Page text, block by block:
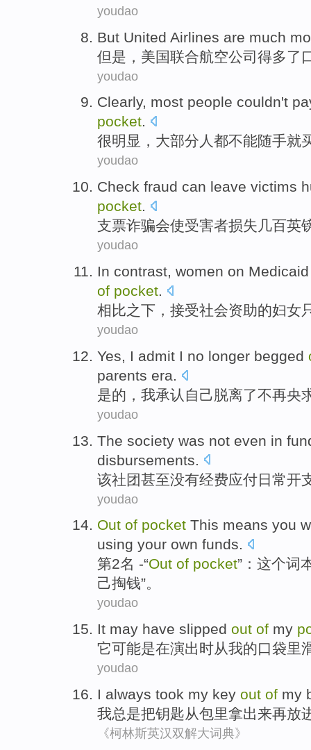
youdao
But United Airlines are much
但是 ， 美国联合航空公司 得多了
youdao
Clearly, most people couldn't
pocket.
很明显 ， 大部分 人 都不能随手就
youdao
Check fraud can leave victims
pocket.
支票诈骗会使受害者损失 几百英
youdao
In contrast, women on Medicaid
of pocket.
相比之下， 接受社会资助的妇女
youdao
Yes, I admit I no longer begged
parents era.
是的 ， 我承认 自己脱离了不再央
youdao
The society was not even in
disbursements
该社团甚至没有经费应付日常开
youdao
Out of pocket This means you
using your own funds.
第2名 -“Out of pocket”： 这个词
己掏钱”。
youdao
It may have slipped out of my
它可能是在演出时从我的口袋里
youdao
I always took my key out of my
我总是把钥匙从包里拿出来再放
《柯林斯英汉双解大词典》